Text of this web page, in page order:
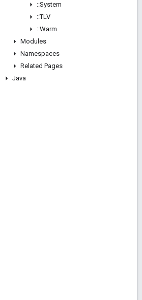
::System
::TLV
::Warm
Modules
Namespaces
Related Pages
Java